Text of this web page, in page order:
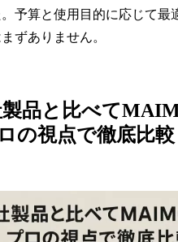
予算と使用目的に応じて最
ずありません。
品と比べて
の視点で徹底比較